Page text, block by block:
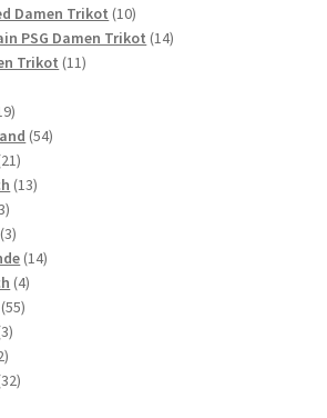
Produkte
Damen Trikot 1010
Produkte
PSG Damen Trikot 1414
Trikot 1111
19
Produkte
5454
2121
Produkte
1313
13
Produkte
33
Produkte
1414
44
5555
33
2
Produkte
3232